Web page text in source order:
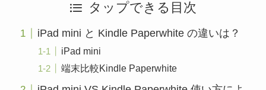
タップできる目次
iPad mini と Kindle Paperwhite の違いは？
iPad mini
端末比較Kindle Paperwhite